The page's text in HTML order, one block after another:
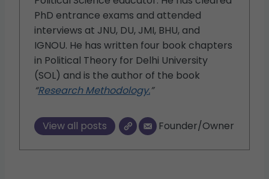
PhD entrance exams and attended
interviews at JNU, DU, JMI, BHU, and
IGNOU. He has written four book chapters
in Political Theory for Delhi University
(SOL) and is the author of the book
“Research Methodology.”
View all posts Founder/Owner